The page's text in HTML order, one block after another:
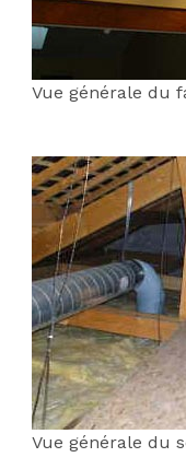
Vue générale du
Vue générale du